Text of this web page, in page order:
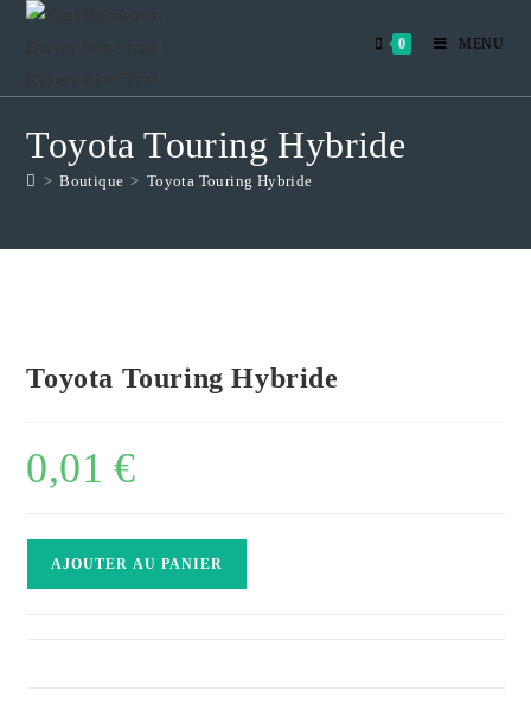
Skip
0 MENU
Toyota Touring Hybride
> Boutique > Toyota Touring Hybride
Toyota Touring Hybride
0,01€
AJOUTER AU PANIER